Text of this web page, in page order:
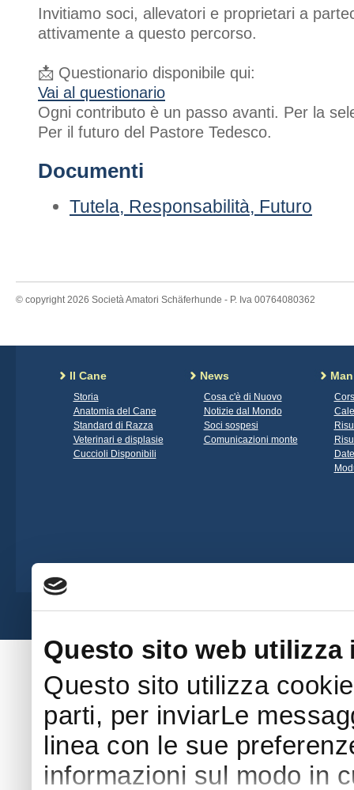
Questo sito web utilizza
Questo sito utilizza
parti, per inviarLe
linea con le sue
informazioni sul modo in
Invitiamo soci, allevatori e proprietari a
attivamente a questo percorso.
📩 Questionario disponibile qui:
Vai al questionario
Ogni contributo è un passo avanti. Per la
Per il futuro del Pastore Tedesco.
Documenti
Tutela, Responsabilità, Futuro
© copyright 2026 Società Amatori Schäferhunde - P. Iva 00764080362
Il Cane
Storia
Anatomia del Cane
Standard di Razza
Veterinari e displasie
Cuccioli Disponibili
News
Cosa c'è di Nuovo
Notizie dal Mondo
Soci sospesi
Comunicazioni monte